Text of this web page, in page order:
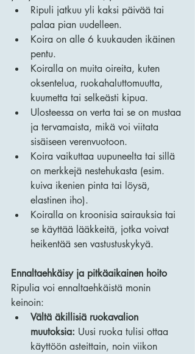
Ripuli jatkuu yli kaksi päivää tai
palaa pian uudelleen.
Koira on alle 6 kuukauden ikäinen
pentu.
Koiralla on muita oireita, kuten
oksentelua, ruokahaluttomuutta,
kuumetta tai selkeästi kipua.
Ulosteessa on verta tai se on mustaa
ja tervamaista, mikä voi viitata
sisäiseen verenvuotoon.
Koira vaikuttaa uupuneelta tai sillä
on merkkejä nestehukasta (esim.
kuiva ikenien pinta tai löysä,
elastinen iho).
Koiralla on kroonisia sairauksia tai
se käyttää lääkkeitä, jotka voivat
heikentää sen vastustuskykyä.
Ennaltaehkäisy ja pitkäaikainen hoito
Ripulia voi ennaltaehkäistä monin
keinoin:
Vältä äkillisiä ruokavalion
muutoksia: Uusi ruoka tulisi ottaa
käyttöön asteittain, noin viikon